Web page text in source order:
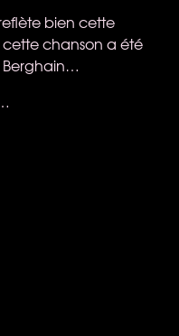
bien cette
chanson a été